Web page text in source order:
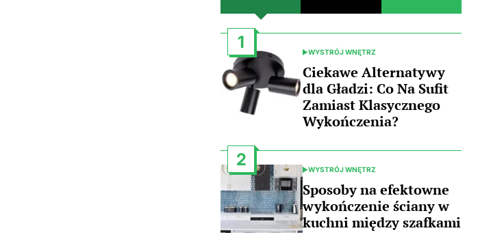
1
POSTED
IN
WYSTRÓJ WNĘTRZ
Ciekawe Alternatywy
dla Gładzi: Co Na Sufit
Zamiast Klasycznego
Wykończenia?
2
POSTED
IN
WYSTRÓJ WNĘTRZ
Sposoby na efektowne
wykończenie ściany w
kuchni między szafkami